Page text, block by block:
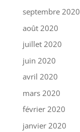
septembre 2020
août 2020
juillet 2020
juin 2020
avril 2020
mars 2020
février 2020
janvier 2020